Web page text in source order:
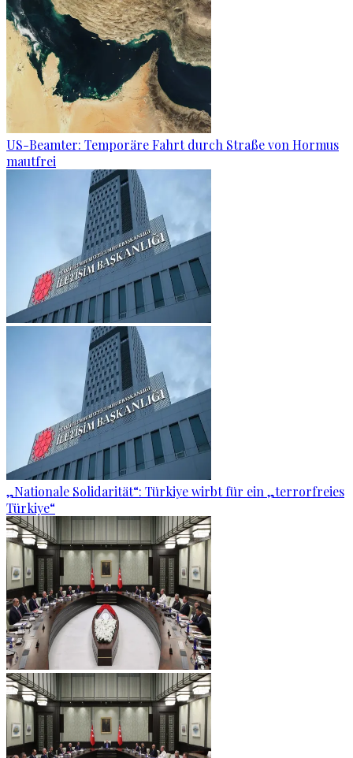
US-Beamter: Temporäre Fahrt durch Straße von Hormus
mautfrei
„Nationale Solidarität“: Türkiye wirbt für ein „terrorfreies
Türkiye“